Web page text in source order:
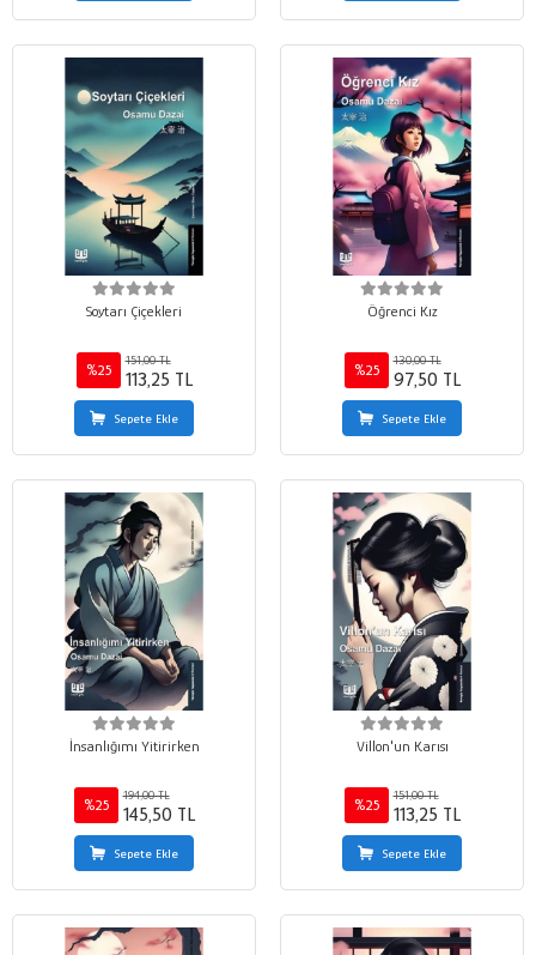
Soytarı Çiçekleri
%25
151,00 TL
113,25 TL
Sepete Ekle
Öğrenci Kız
%25
130,00 TL
97,50 TL
Sepete Ekle
İnsanlığımı Yitirirken
%25
194,00 TL
145,50 TL
Sepete Ekle
Villon'un Karısı
%25
151,00 TL
113,25 TL
Sepete Ekle